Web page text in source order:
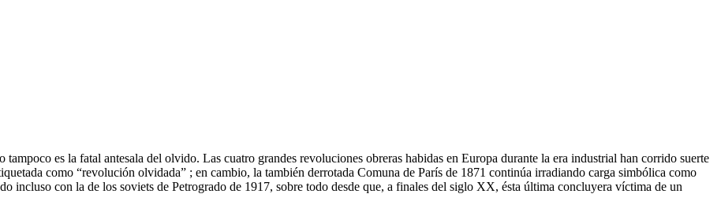
es la fatal antesala del olvido. Las cuatro grandes revoluciones obreras habidas en Europa durante la era industrial han corrido suerte
como “revolución olvidada” ; en cambio, la también derrotada Comuna de París de 1871 continúa irradiando carga simbólica como
incluso con la de los soviets de Petrogrado de 1917, sobre todo desde que, a finales del siglo XX, ésta última concluyera víctima de un